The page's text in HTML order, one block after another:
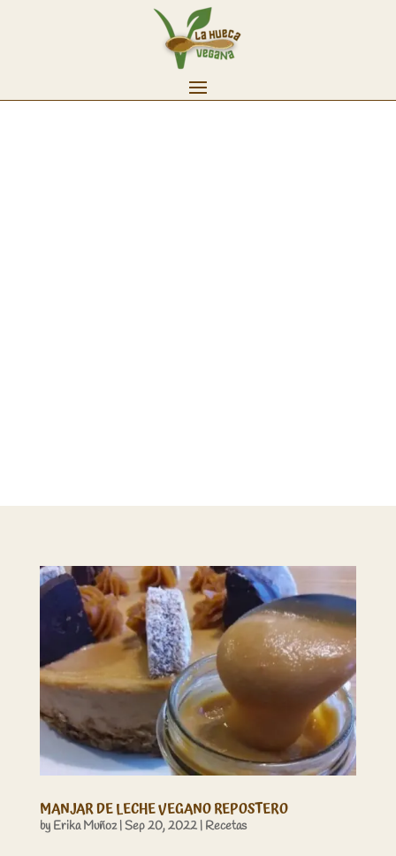
MANJAR DE LECHE VEGANO REPOSTERO
by Erika Muñoz|Sep 20, 2022| Recetas